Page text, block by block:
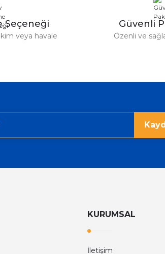
Gönder
Seçeneği
veya havale
Güvenli
Özenli ve
KURUMSAL
İletişim